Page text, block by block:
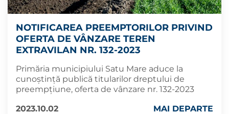
NOTIFICAREA PREEMPTORILOR PRIVIND
OFERTA DE VÂNZARE TEREN
EXTRAVILAN NR. 132-2023
Primăria municipiului Satu Mare aduce la
cunoștință publică titularilor dreptului de
preempțiune, oferta de vânzare nr. 132-2023
2023.10.02
MAI DEPARTE